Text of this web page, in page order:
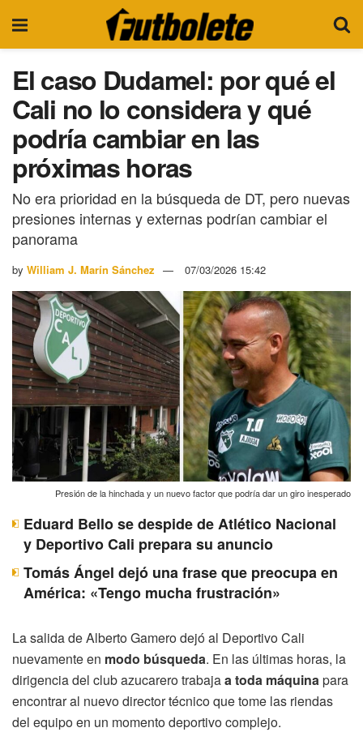
El caso Dudamel: por qué el
Cali no lo considera y qué
podría cambiar en las
próximas horas
No era prioridad en la búsqueda de DT, pero nuevas
presiones internas y externas podrían cambiar el
panorama
by William J. Marín Sánchez 07/03/2026 15:42
Presión de la hinchada y un nuevo factor que podría dar un giro inesperado
Eduard Bello se despide de Atlético Nacional
y Deportivo Cali prepara su anuncio
Tomás Ángel dejó una frase que preocupa en
América: «Tengo mucha frustración»
La salida de Alberto Gamero dejó al Deportivo Cali
nuevamente en modo búsqueda. En las últimas horas, la
dirigencia del club azucarero trabajaa toda máquinapara
encontrar al nuevo director técnico que tome las riendas
del equipo en un momento deportivo complejo.